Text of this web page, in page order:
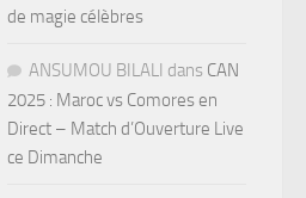
de magie célèbres
ANSUMOU BILALI dans CAN
2025 : Maroc vs Comores en
Direct – Match d’Ouverture Live
ce Dimanche